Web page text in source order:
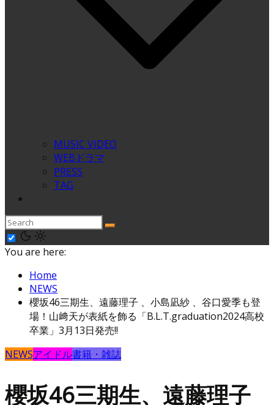
MUSIC VIDEO
WEBドラマ
PRESS
TAG
You are here:
Home
NEWS
櫻坂46三期生、遠藤理子 、小島凪紗 、谷口愛季も登
場！山﨑天が表紙を飾る「B.L.T.graduation2024高校
卒業」3月13日発売!!
NEWSアイドル書籍・雑誌
櫻坂46三期生、遠藤理子